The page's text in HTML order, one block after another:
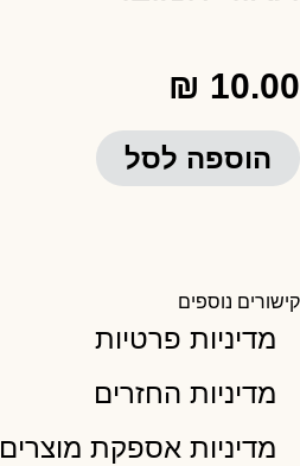
₪ 10.00
הוספה לסל
קישורים נוספים
מדיניות פרטיות
מדיניות החזרים
מדיניות אספקת מוצרים